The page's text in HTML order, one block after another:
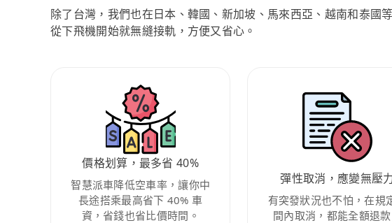
除了台灣，我們也在日本、韓國、新加坡、馬來西亞、越南和泰國
從下飛機開始就無縫接軌，方便又省心。
價格划算，最多省 40%
智慧派車降低空車率，讓你中
長途搭乘最高省下 40% 車
資，省錢也省比價時間。
彈性取消，應變無壓
有突發狀況也不怕，在規
間內取消，都能全額退款